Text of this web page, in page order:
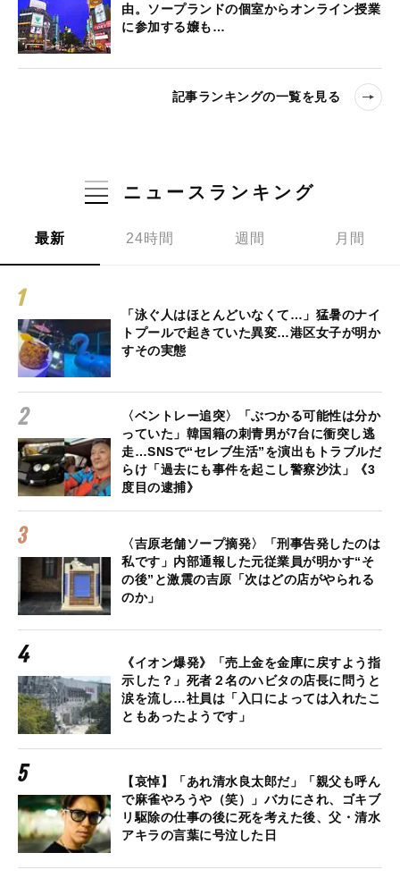
由。ソープランドの個室からオンライン授業
に参加する嬢も…
記事ランキングの一覧を見る
ニュースランキング
最新 24時間 週間 月間
「泳ぐ人はほとんどいなくて…」猛暑のナイ
トプールで起きていた異変…港区女子が明か
すその実態
〈ベントレー追突〉「ぶつかる可能性は分か
っていた」韓国籍の刺青男が7台に衝突し逃
走…SNSで“セレブ生活”を演出もトラブルだ
らけ「過去にも事件を起こし警察沙汰」《3
度目の逮捕》
〈吉原老舗ソープ摘発〉「刑事告発したのは
私です」内部通報した元従業員が明かす“そ
の後”と激震の吉原「次はどの店がやられる
のか」
《イオン爆発》「売上金を金庫に戻すよう指
示した？」死者２名のハビタの店長に問うと
涙を流し…社員は「入口によっては入れたこ
ともあったようです」
【哀悼】「あれ清水良太郎だ」「親父も呼ん
で麻雀やろうや（笑）」バカにされ、ゴキブ
リ駆除の仕事の後に死を考えた後、父・清水
アキラの言葉に号泣した日